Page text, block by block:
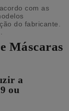
com as
do fabricante.
Máscaras
a
ou